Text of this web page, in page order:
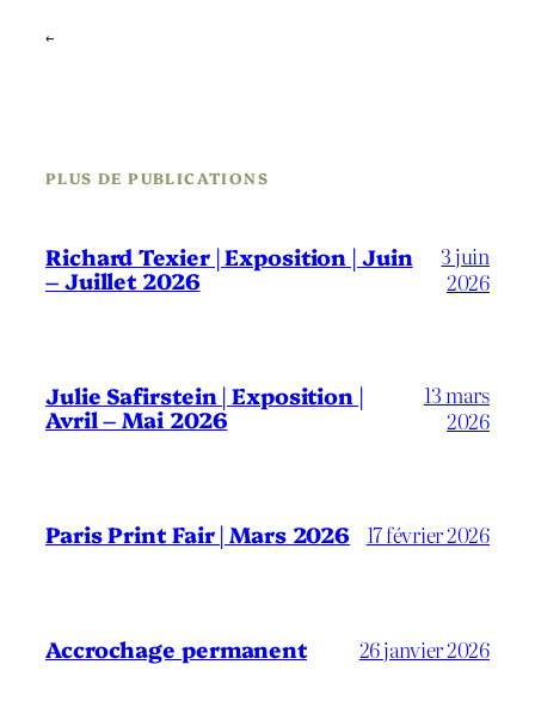
←
PLUS DE PUBLICATIONS
Richard Texier | Exposition | Juin
– Juillet 2026
3 juin
2026
Julie Safirstein | Exposition |
Avril – Mai 2026
13 mars
2026
Paris Print Fair | Mars 2026 17 février 2026
Accrochage permanent 26 janvier 2026